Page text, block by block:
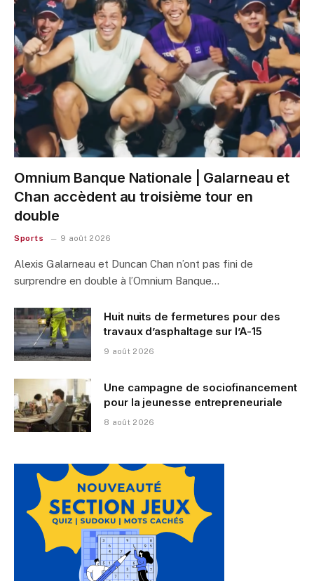
Omnium Banque Nationale | Galarneau et
Chan accèdent au troisième tour en
double
Sports 9 août 2026
Alexis Galarneau et Duncan Chan n’ont pas fini de
surprendre en double à l’Omnium Banque…
Huit nuits de fermetures pour des
travaux d’asphaltage sur l’A-15
9 août 2026
Une campagne de sociofinancement
pour la jeunesse entrepreneuriale
8 août 2026